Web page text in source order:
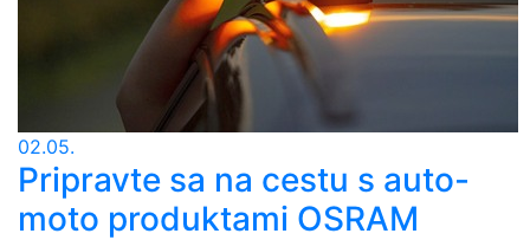
02.05.
Pripravte sa na cestu s auto-
moto produktami OSRAM